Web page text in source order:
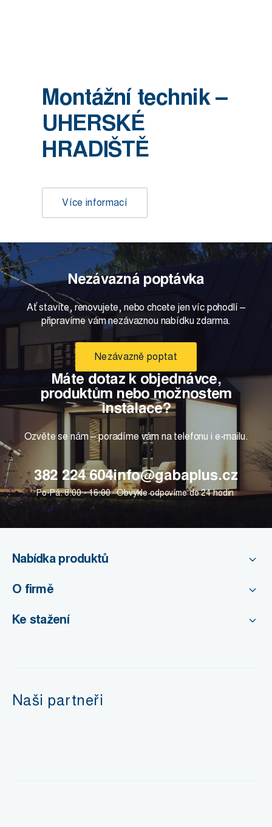
Montážní technik –
UHERSKÉ
HRADIŠTĚ
Více informací
Nezávazná poptávka
Ať stavíte, renovujete, nebo chcete jen víc pohodlí –
připravíme vám nezávaznou nabídku zdarma.
Nezávazně poptat
Máte dotaz k objednávce,
produktům nebo možnostem
instalace?
Ozvěte se nám – poradíme vám na telefonu i e-mailu.
382 224 604
Po-Pá: 8:00 - 16:00
info@gabaplus.cz
Obvykle odpovíme do 24 hodin
Nabídka produktů
O firmě
Ke stažení
Naši partneři